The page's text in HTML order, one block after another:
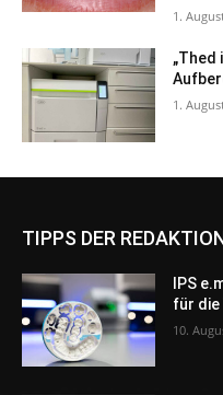
1.
1.
TIPPS DER
IPS
für die
10.